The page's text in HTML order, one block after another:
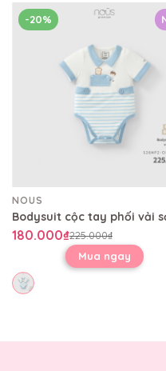
-20%
NOUS
180.000₫225.000₫
Mua ngay